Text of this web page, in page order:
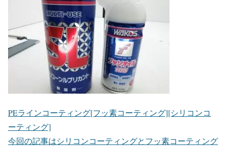
PEラインコーティング[フッ素コーティング][シリコンコ
ーティング]
今回の記事はシリコンコーティングとフッ素コーティング